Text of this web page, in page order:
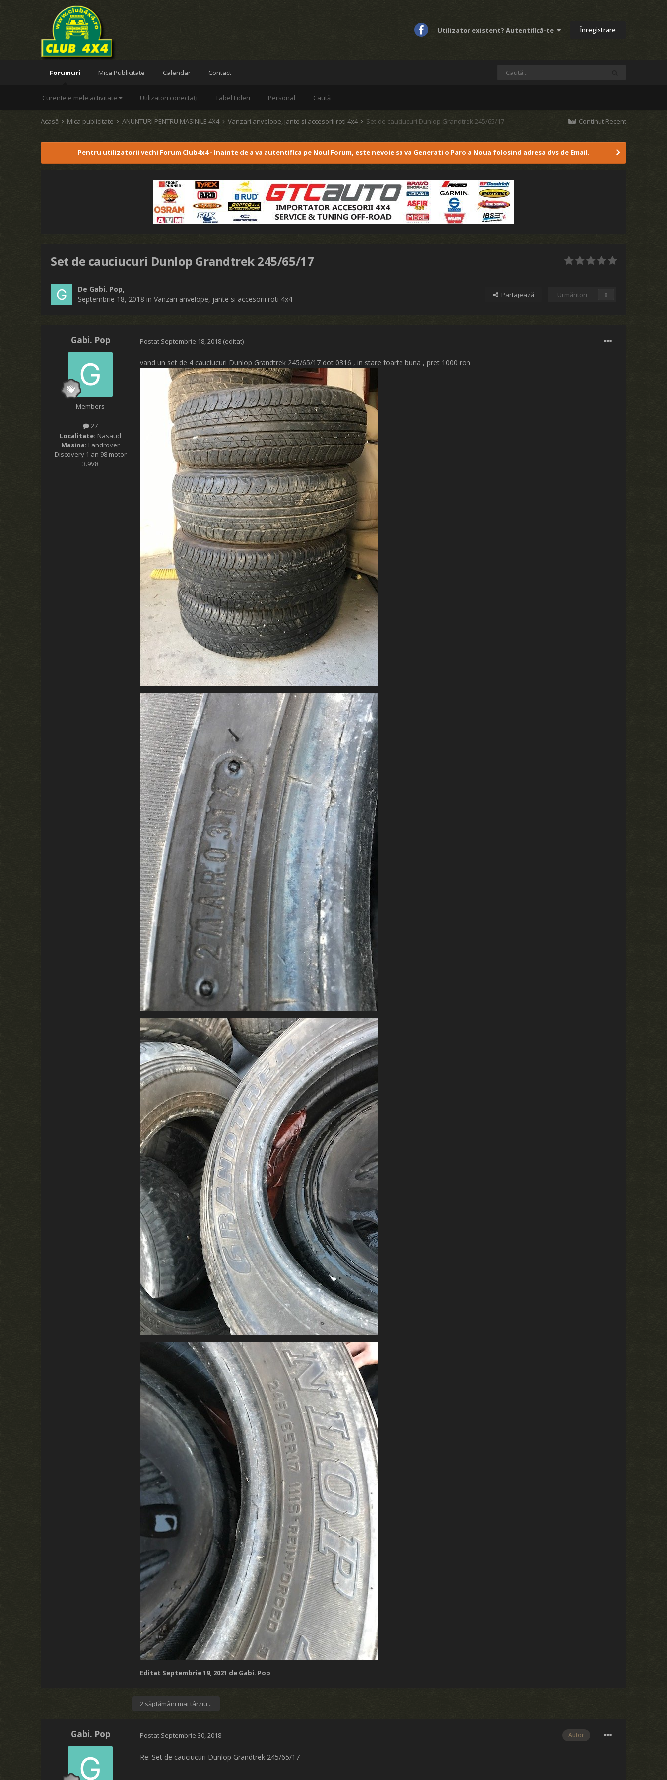
Utilizator existent? Autentifică-te Înregistrare
Forumuri
Curentele mele activitate Utilizatori conectați Tabel Lideri Personal Caută
Mica Publicitate Calendar Contact
Continut Recent
Acasă Mica publicitate ANUNTURI PENTRU MASINILE 4X4 Vanzari anvelope, jante si accesorii roti 4x4 Set de cauciucuri Dunlop Grandtrek 245/65/17
Pentru utilizatorii vechi Forum Club4x4 - Inainte de a va autentifica pe Noul Forum, este nevoie sa va Generati o Parola Noua folosind adresa dvs de Email.
Set de cauciucuri Dunlop Grandtrek 245/65/17
De Gabi. Pop,
Septembrie 18, 2018 înVanzari anvelope, jante si accesorii roti 4x4 Partajează Urmăritori 0
Gabi. Pop
Members
27
Localitate: Nasaud
Masina: Landrover
Discovery 1 an 98 motor
3.9V8
Postat Septembrie 18, 2018 (editat)
vand un set de 4 cauciucuri Dunlop Grandtrek 245/65/17 dot 0316 , in stare foarte buna , pret 1000 ron
Editat Septembrie 19, 2021 de Gabi. Pop
2 săptămâni mai târziu...
Gabi. Pop Autor
Postat Septembrie 30, 2018
Re: Set de cauciucuri Dunlop Grandtrek 245/65/17